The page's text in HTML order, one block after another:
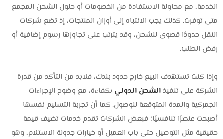
الخدمة، مع محاولة الاستفادة من الخصومات أو حلول الشحن المجمع
متى توفرت. كذلك يجب الانتباه إلى أوزان المنتجات، إذ تضع شركات
النقل حدودًا قصوى للشحن، وقد يترتب على تجاوزها رسوم إضافية أو
رفض الطلب.
وإذا كنت تستهدف البيع خارج حدود بلدك، فلابد من التأكد من قدرة
الشركة على تنفيذالشحن الدولي بكفاءة، مع وضوح الإجراءات
الجمركية والمدة المتوقعة للوصول. كما أن تجربة التسليم نفسها
أصبحت عنصرًا تنافسيًا؛ فبعض الشركات تقدم خدمات تضيف قيمة
حقيقية مثل التوصيل حتى باب العميل أو خيارات جدولة الاستلام، وهو